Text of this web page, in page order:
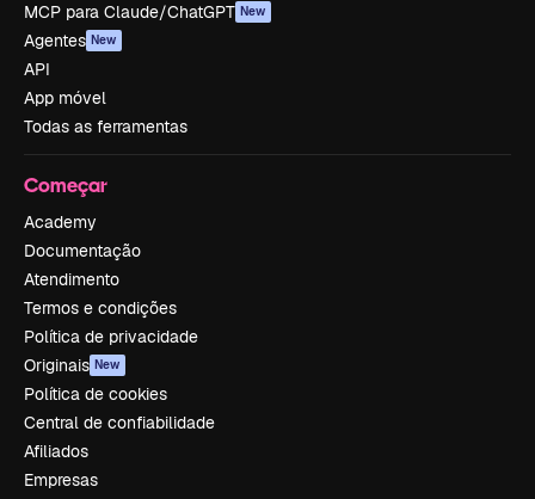
MCP para Claude/ChatGPT New
Agentes New
API
App móvel
Todas as ferramentas
Começar
Academy
Documentação
Atendimento
Termos e condições
Política de privacidade
Originais New
Política de cookies
Central de confiabilidade
Afiliados
Empresas